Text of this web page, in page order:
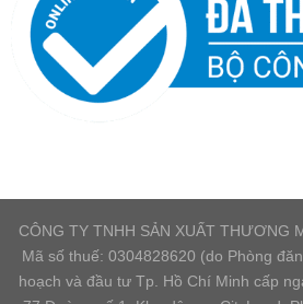
CÔNG TY TNHH SẢN XUẤT THƯƠNG
Mã số thuế: 0304828620 (do Phòng
hoạch và đầu tư Tp. Hồ Chí Minh cấp